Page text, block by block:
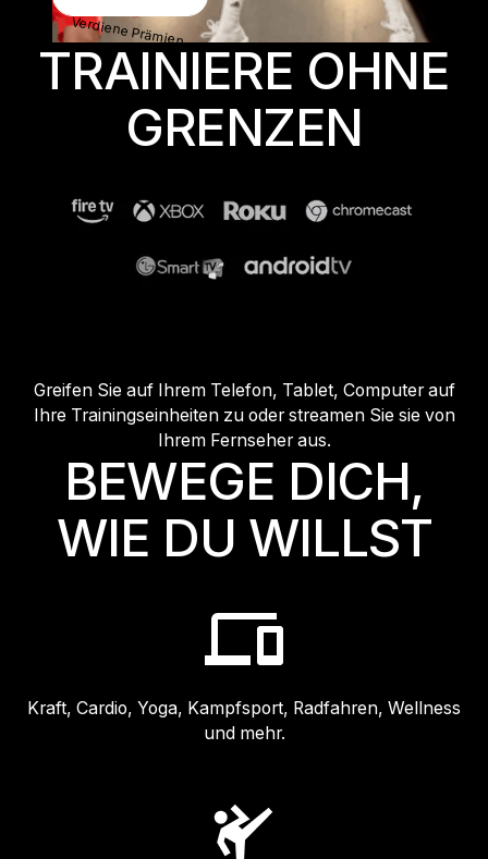
Verdiene Prämien
TRAINIERE OHNE
GRENZEN
Greifen Sie auf Ihrem Telefon, Tablet, Computer auf
Ihre Trainingseinheiten zu oder streamen Sie sie von
Ihrem Fernseher aus.
BEWEGE DICH,
WIE DU WILLST
Kraft, Cardio, Yoga, Kampfsport, Radfahren, Wellness
und mehr.